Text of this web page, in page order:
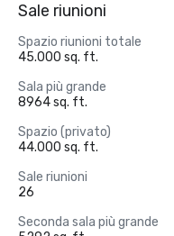
Sale riunioni
Spazio riunioni totale
45.000 sq. ft.
Sala più grande
8964 sq. ft.
Spazio (privato)
44.000 sq. ft.
Sale riunioni
26
Seconda sala più grande